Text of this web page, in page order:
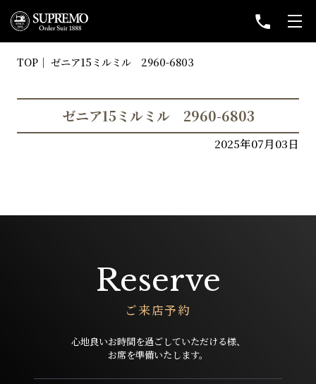
TOP ゼニア15ミルミル 2960-6803
ゼニア15ミルミル 2960-6803
2025年07月03日
Reserve
ご来店予約
心地良いお時間を過ごしていただける様、
お席を準備いたします。